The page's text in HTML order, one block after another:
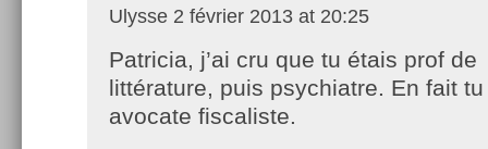
Ulysse 2 février 2013 at 20:25
Patricia, j’ai cru que tu étais prof de
littérature, puis psychiatre. En fait
avocate fiscaliste.